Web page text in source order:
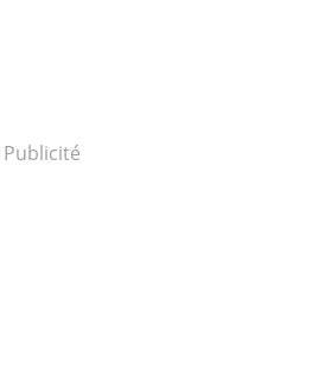
Publicité